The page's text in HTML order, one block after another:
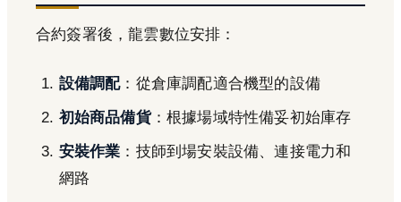
合約簽署後，龍雲數位安排：
設備調配：從倉庫調配適合機型的設備
初始商品備貨：根據場域特性備妥初始庫存
安裝作業 ：技師到場安裝設備、連接電力和
網路